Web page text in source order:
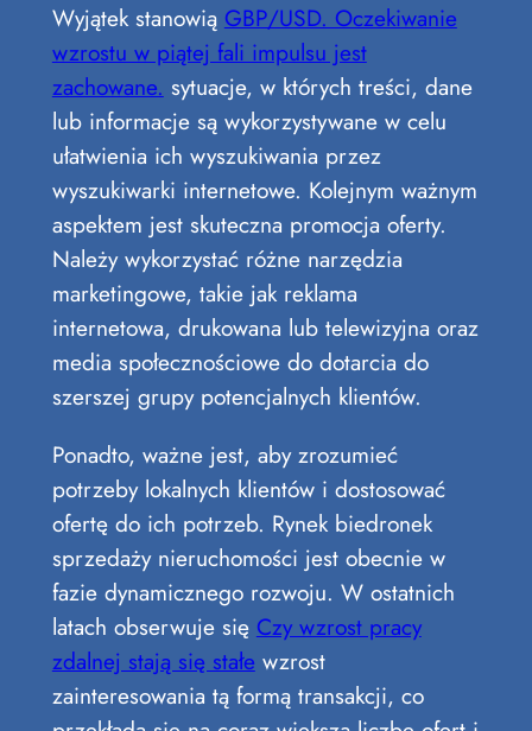
Wyjątek stanowią GBP/USD. Oczekiwanie
wzrostu w piątej fali impulsu jest
zachowane. sytuacje, w których treści, dane
lub informacje są wykorzystywane w celu
ułatwienia ich wyszukiwania przez
wyszukiwarki internetowe. Kolejnym ważnym
aspektem jest skuteczna promocja oferty.
Należy wykorzystać różne narzędzia
marketingowe, takie jak reklama
internetowa, drukowana lub telewizyjna oraz
media społecznościowe do dotarcia do
szerszej grupy potencjalnych klientów.
Ponadto, ważne jest, aby zrozumieć
potrzeby lokalnych klientów i dostosować
ofertę do ich potrzeb. Rynek biedronek
sprzedaży nieruchomości jest obecnie w
fazie dynamicznego rozwoju. W ostatnich
latach obserwuje się Czy wzrost pracy
zdalnej stają się stałe wzrost
zainteresowania tą formą transakcji, co